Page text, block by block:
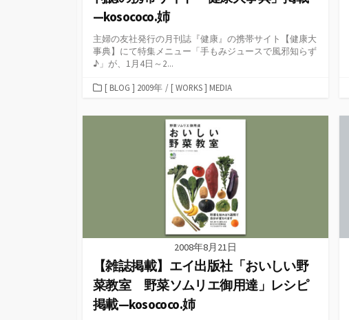
—kosococo.姉
主婦の友社発行の月刊誌『健康』の携帯サイト【健康大
事典】にて特集メニュー「手もみジュースで風邪知らず
♪」が、1月4日～2...
カ
ゴ
[ BLOG ] 2009年 / [ WORKS ] MEDIA
2008年8月21日
【雑誌掲載】エイ出版社「おいしい野
菜教室 野菜ソムリエ御用達」レシピ
掲載—kosococo.姉